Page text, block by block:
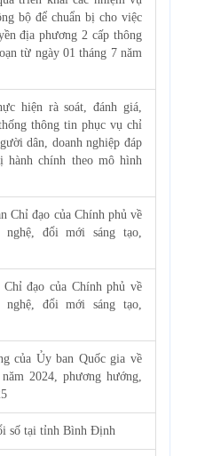
bộ để chuẩn bị cho việc
địa phương 2 cấp thông
từ ngày 01 tháng 7 năm
hiện rà soát, đánh giá,
thông tin phục vụ chỉ
dân, doanh nghiệp đáp
hành chính theo mô hình
Chỉ đạo của Chính phủ về
đổi mới sáng tạo,
đạo của Chính phủ về
đổi mới sáng tạo,
của Ủy ban Quốc gia về
2024, phương hướng,
số tại tỉnh Bình Định